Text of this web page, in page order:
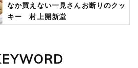
なか買えない一見さんお断りのクッ
キー 村上開新堂